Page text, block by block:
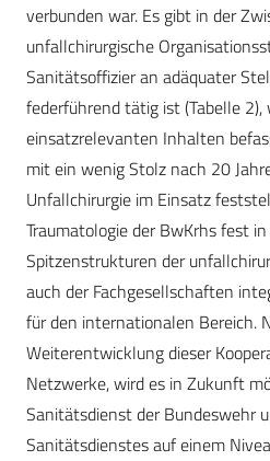
verbunden war. Es gibt in der
unfallchirurgische
Sanitätsoffizier an adäquater
federführend tätig ist (Tabelle
einsatzrelevanten Inhalten
mit ein wenig Stolz nach 20
Unfallchirurgie im Einsatz
Traumatologie der BwKrhs fest
Spitzenstrukturen der
auch der Fachgesellschaften
für den internationalen Bereich.
Weiterentwicklung dieser
Netzwerke, wird es in Zukunft
Sanitätsdienst der Bundeswehr
Sanitätsdienstes auf einem